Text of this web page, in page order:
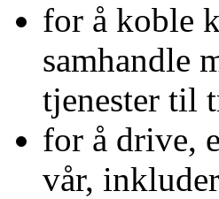
for å koble
samhandle
tjenester til
for å drive,
vår,